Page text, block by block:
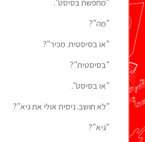
"מחפשת בסיסט".
"מה"?
"או בסיסטית. מכיר"?
"בסיסטית"?
"או בסיסט".
"לא חושב. ניסית אולי את גיא"?
"גיא"?